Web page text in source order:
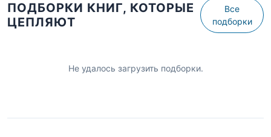
ПОДБОРКИ КНИГ, КОТОРЫЕ
ЦЕПЛЯЮТ
Все
подборки
Не удалось загрузить подборки.